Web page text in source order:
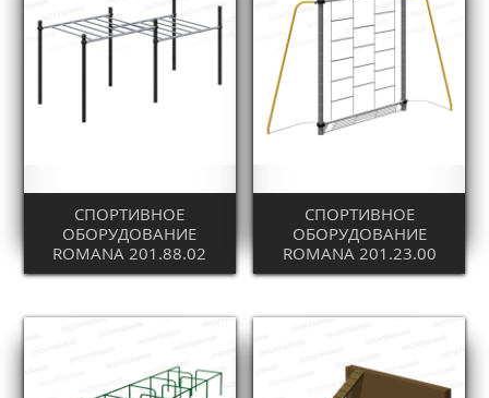
СПОРТИВНОЕ
ОБОРУДОВАНИЕ
ROMANA 201.88.02
СПОРТИВНОЕ
ОБОРУДОВАНИЕ
ROMANA 201.23.00